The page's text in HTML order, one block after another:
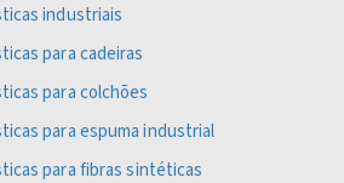
industriais
para cadeiras
para colchões
para espuma industrial
para fibras sintéticas